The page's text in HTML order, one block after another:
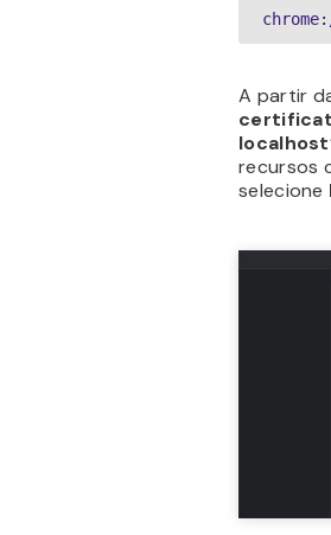
A partir
recursos
selecione